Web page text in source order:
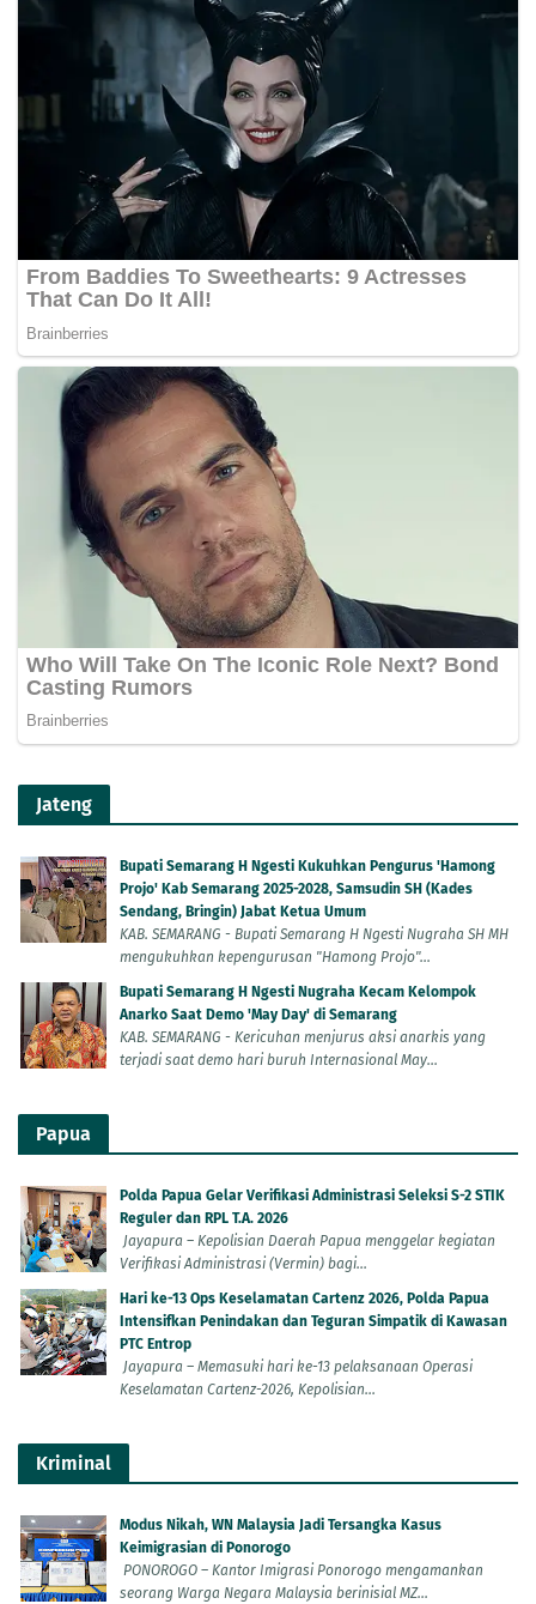
Jateng
Bupati Semarang H Ngesti Kukuhkan Pengurus 'Hamong
Projo' Kab Semarang 2025-2028, Samsudin SH (Kades
Sendang, Bringin) Jabat Ketua Umum
KAB. SEMARANG - Bupati Semarang H Ngesti Nugraha SH MH
mengukuhkan kepengurusan "Hamong Projo"...
Bupati Semarang H Ngesti Nugraha Kecam Kelompok
Anarko Saat Demo 'May Day' di Semarang
KAB. SEMARANG - Kericuhan menjurus aksi anarkis yang
terjadi saat demo hari buruh Internasional May...
Papua
Polda Papua Gelar Verifikasi Administrasi Seleksi S-2 STIK
Reguler dan RPL T.A. 2026
Jayapura – Kepolisian Daerah Papua menggelar kegiatan
Verifikasi Administrasi (Vermin) bagi...
Hari ke-13 Ops Keselamatan Cartenz 2026, Polda Papua
Intensifkan Penindakan dan Teguran Simpatik di Kawasan
PTC Entrop
Jayapura – Memasuki hari ke-13 pelaksanaan Operasi
Keselamatan Cartenz-2026, Kepolisian...
Kriminal
Modus Nikah, WN Malaysia Jadi Tersangka Kasus
Keimigrasian di Ponorogo
PONOROGO – Kantor Imigrasi Ponorogo mengamankan
seorang Warga Negara Malaysia berinisial MZ...